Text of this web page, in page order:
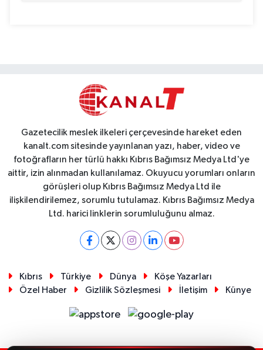
Gazetecilik meslek ilkeleri çerçevesinde hareket eden
kanalt.com sitesinde yayınlanan yazı, haber, video ve
fotoğrafların her türlü hakkı Kıbrıs Bağımsız Medya Ltd'ye
aittir, izin alınmadan kullanılamaz. Okuyucu yorumları onların
görüşleri olup Kıbrıs Bağımsız Medya Ltd ile
ilişkilendirilemez, sorumlu tutulamaz. Kıbrıs Bağımsız Medya
Ltd. harici linklerin sorumluluğunu almaz.
Kıbrıs Türkiye Dünya
Köşe Yazarları
Özel Haber
Gizlilik Sözleşmesi İletişim Künye